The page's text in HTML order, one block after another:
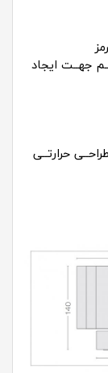
جهــت ایجاد
حرارتــی